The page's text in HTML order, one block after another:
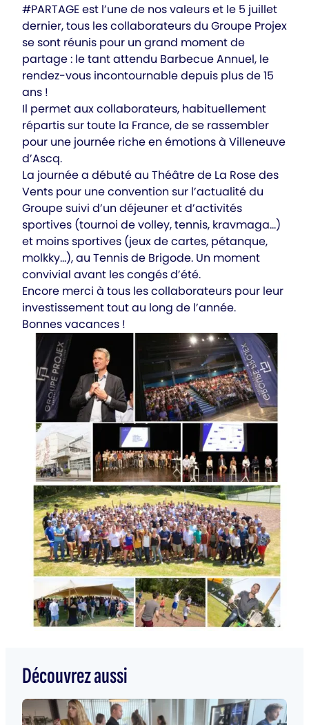
#PARTAGE est l’une de nos valeurs et le 5 juillet
dernier, tous les collaborateurs du Groupe Projex
se sont réunis pour un grand moment de
partage : le tant attendu Barbecue Annuel, le
rendez-vous incontournable depuis plus de 15
ans !
Il permet aux collaborateurs, habituellement
répartis sur toute la France, de se rassembler
pour une journée riche en émotions à Villeneuve
d’Ascq.
La journée a débuté au Théâtre de La Rose des
Vents pour une convention sur l’actualité du
Groupe suivi d’un déjeuner et d’activités
sportives (tournoi de volley, tennis, kravmaga…)
et moins sportives (jeux de cartes, pétanque,
molkky…), au Tennis de Brigode. Un moment
convivial avant les congés d’été.
Encore merci à tous les collaborateurs pour leur
investissement tout au long de l’année.
Bonnes vacances !
Découvrez aussi